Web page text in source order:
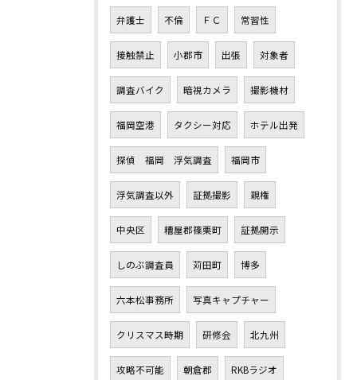
弁護士 不倫 ＦＣ 常習性
接触禁止 小郡市 出張 対象者
調査バイク 暗視カメラ 撮影機材
福岡空港 タクシー対応 ホテル出発
探偵 福岡 浮気調査 福岡市
浮気調査以外 証拠撮影 親権
中央区 糟屋郡篠栗町 証拠開示
しのぶ調査員 苅田町 博多
六本松事務所 写真キャプチャー
クリスマス時期 研修会 北九州
攻略不可能 朝倉郡 RKBラジオ